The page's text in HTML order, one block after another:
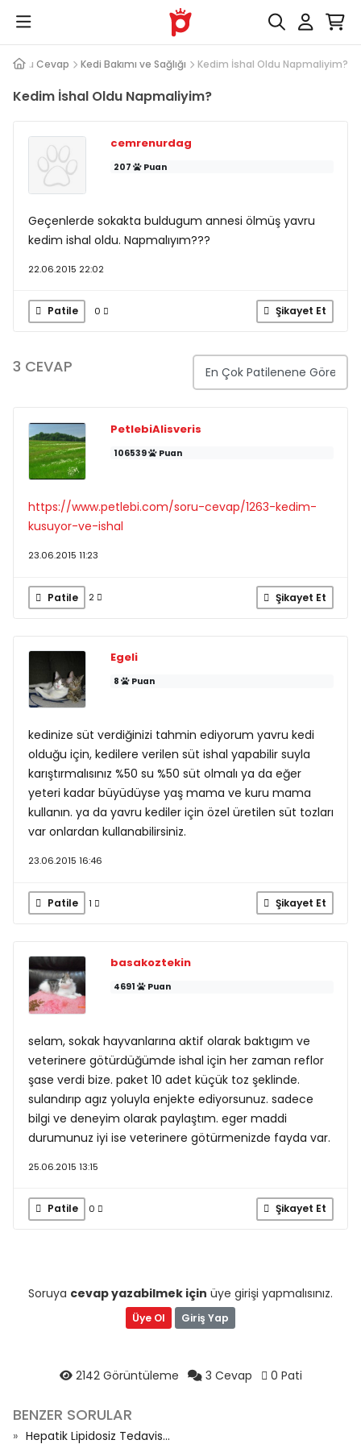
Soru Cevap Kedi Bakımı ve Sağlığı Kedim İshal Oldu Napmaliyim?
Kedim İshal Oldu Napmaliyim?
cemrenurdag
207 Puan
Geçenlerde sokakta buldugum annesi ölmüş yavru
kedim ishal oldu. Napmalıyım???
22.06.2015 22:02
Patile 0 Şikayet Et
3 CEVAP
PetlebiAlisveris
106539 Puan
https://www.petlebi.com/soru-cevap/1263-kedim-
kusuyor-ve-ishal
23.06.2015 11:23
Patile 2 Şikayet Et
Egeli
8 Puan
kedinize süt verdiğinizi tahmin ediyorum yavru kedi
olduğu için, kedilere verilen süt ishal yapabilir suyla
karıştırmalısınız %50 su %50 süt olmalı ya da eğer
yeteri kadar büyüdüyse yaş mama ve kuru mama
kullanın. ya da yavru kediler için özel üretilen süt tozları
var onlardan kullanabilirsiniz.
23.06.2015 16:46
Patile 1 Şikayet Et
basakoztekin
4691 Puan
selam, sokak hayvanlarına aktif olarak baktıgım ve
veterinere götürdüğümde ishal için her zaman reflor
şase verdi bize. paket 10 adet küçük toz şeklinde.
sulandırıp agız yoluyla enjekte ediyorsunuz. sadece
bilgi ve deneyim olarak paylaştım. eger maddi
durumunuz iyi ise veterinere götürmenizde fayda var.
25.06.2015 13:15
Patile 0 Şikayet Et
Soruya cevap yazabilmek için üye girişi yapmalısınız.
Üye Ol Giriş Yap
2142 Görüntüleme 3 Cevap 0 Pati
BENZER SORULAR
Hepatik Lipidosiz Tedavis...